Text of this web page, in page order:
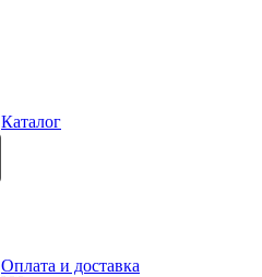
Каталог
Оплата и доставка